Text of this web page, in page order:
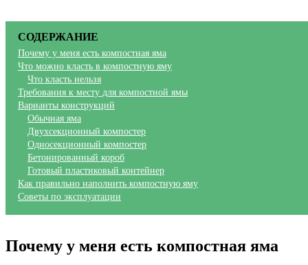
СОДЕРЖАНИЕ
Почему у меня есть компостная яма
Что можно класть в компостную яму
Что класть нельзя
Требования к месту для компостной ямы
Варианты конструкций
Обычная яма
Двухсекционный компостер
Односекционный компостер
Бетонированный короб
Готовый пластиковый контейнер
Как правильно наполнить компостную яму
Советы по эксплуатации
Почему у меня есть компостная яма